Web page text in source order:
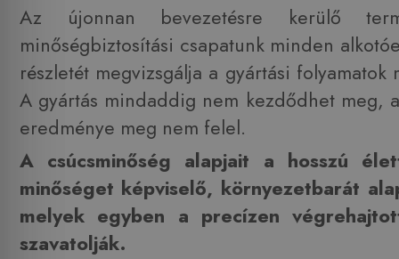
Az újonnan bevezetésre kerülő
minőségbiztosítási csapatunk minden
részletét megvizsgálja a gyártási folyamatok
A gyártás mindaddig nem kezdődhet meg,
eredménye meg nem felel.
A csúcsminőség alapjait a hosszú
minőséget képviselő, környezetbarát
melyek egyben a precízen
szavatolják.